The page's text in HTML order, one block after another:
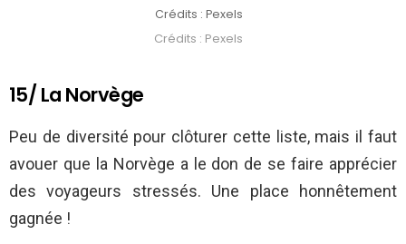
Crédits : Pexels
Crédits : Pexels
15/ La Norvège
Peu de diversité pour clôturer cette liste, mais il faut
avouer que la Norvège a le don de se faire apprécier
des voyageurs stressés. Une place honnêtement
gagnée !